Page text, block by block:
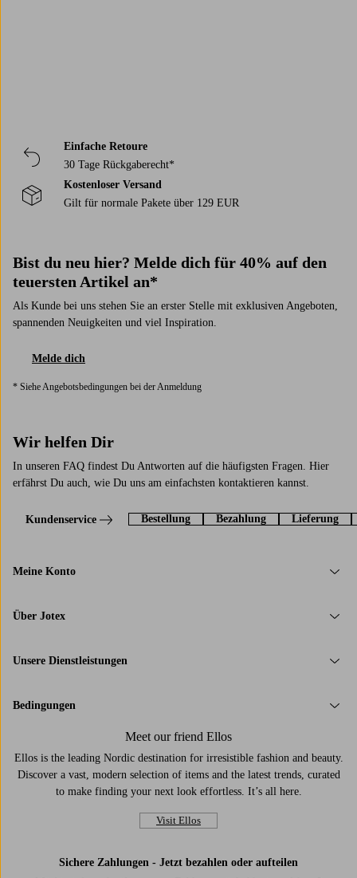
Einfache Retoure
30 Tage Rückgaberecht*
Kostenloser Versand
Gilt für normale Pakete über 129 EUR
Bist du neu hier? Melde dich für 40% auf den
teuersten Artikel an*
Als Kunde bei uns stehen Sie an erster Stelle mit exklusiven Angeboten,
spannenden Neuigkeiten und viel Inspiration.
Melde dich
* Siehe Angebotsbedingungen bei der Anmeldung
Wir helfen Dir
In unseren FAQ findest Du Antworten auf die häufigsten Fragen. Hier
erfährst Du auch, wie Du uns am einfachsten kontaktieren kannst.
Kundenservice Bestellung Bezahlung Lieferung
Meine Konto
Über Jotex
Unsere Dienstleistungen
Bedingungen
Meet our friend Ellos
Ellos is the leading Nordic destination for irresistible fashion and beauty.
Discover a vast, modern selection of items and the latest trends, curated
to make finding your next look effortless. It’s all here.
Visit Ellos
Sichere Zahlungen - Jetzt bezahlen oder aufteilen